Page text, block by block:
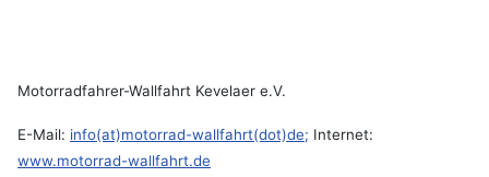
Motorradfahrer-Wallfahrt Kevelaer e.V.
E-Mail: info(at)motorrad-wallfahrt(dot)de; Internet:
www.motorrad-wallfahrt.de